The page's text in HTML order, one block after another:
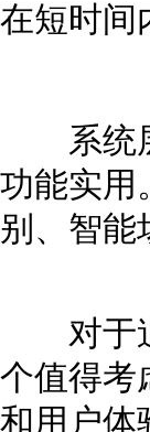
在短时间
系统层
功能实用
别、智能
对于追
个值得考
和用户体